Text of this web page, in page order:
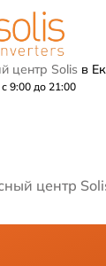
центр Solis в
9:00 до 21:00
центр